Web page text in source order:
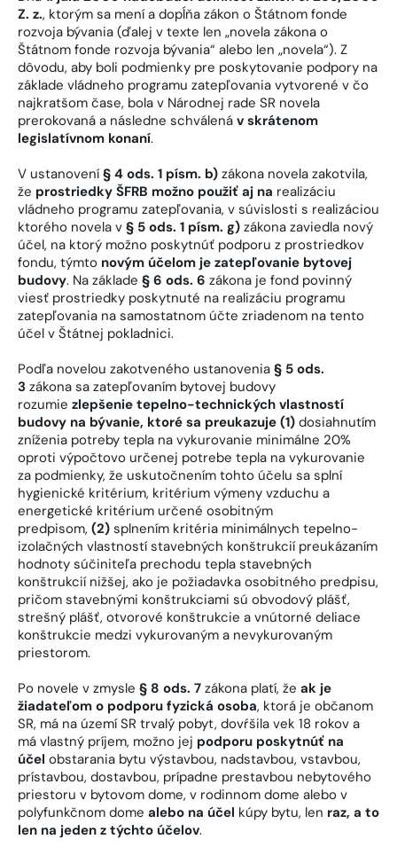
Z. z., ktorým sa mení a dopĺňa zákon o Štátnom fonde
rozvoja bývania (ďalej v texte len „novela zákona o
Štátnom fonde rozvoja bývania“ alebo len „novela“). Z
dôvodu, aby boli podmienky pre poskytovanie podpory na
základe vládneho programu zatepľovania vytvorené v čo
najkratšom čase, bola v Národnej rade SR novela
prerokovaná a následne schválená v skrátenom
legislatívnom konaní.
V ustanovení§ 4 ods. 1 písm. b) zákona novela zakotvila,
že prostriedky ŠFRB možno použiť aj na realizáciu
vládneho programu zatepľovania, v súvislosti s realizáciou
ktorého novela v § 5 ods. 1 písm. g) zákona zaviedla nový
účel, na ktorý možno poskytnúť podporu z prostriedkov
fondu, týmto novým účelom je zatepľovanie bytovej
budovy. Na základe § 6 ods. 6 zákona je fond povinný
viesť prostriedky poskytnuté na realizáciu programu
zatepľovania na samostatnom účte zriadenom na tento
účel v Štátnej pokladnici.
Podľa novelou zakotveného ustanovenia § 5 ods.
3 zákona sa zatepľovaním bytovej budovy
rozumie zlepšenie tepelno-technických vlastností
budovy na bývanie, ktoré sa preukazuje (1) dosiahnutím
zníženia potreby tepla na vykurovanie minimálne 20%
oproti výpočtovo určenej potrebe tepla na vykurovanie
za podmienky, že uskutočnením tohto účelu sa splní
hygienické kritérium, kritérium výmeny vzduchu a
energetické kritérium určené osobitným
predpisom, (2) splnením kritéria minimálnych tepelno-
izolačných vlastností stavebných konštrukcií preukázaním
hodnoty súčiniteľa prechodu tepla stavebných
konštrukcií nižšej, ako je požiadavka osobitného predpisu,
pričom stavebnými konštrukciami sú obvodový plášť,
strešný plášť, otvorové konštrukcie a vnútorné deliace
konštrukcie medzi vykurovaným a nevykurovaným
priestorom.
Po novele v zmysle § 8 ods. 7 zákona platí, že ak je
žiadateľom o podporu fyzická osoba, ktorá je občanom
SR, má na území SR trvalý pobyt, dovŕšila vek 18 rokov a
má vlastný príjem, možno jej podporu poskytnúť na
účel obstarania bytu výstavbou, nadstavbou, vstavbou,
prístavbou, dostavbou, prípadne prestavbou nebytového
priestoru v bytovom dome, v rodinnom dome alebo v
polyfunkčnom dome alebo na účel kúpy bytu, len raz, a to
len na jeden z týchto účelov.